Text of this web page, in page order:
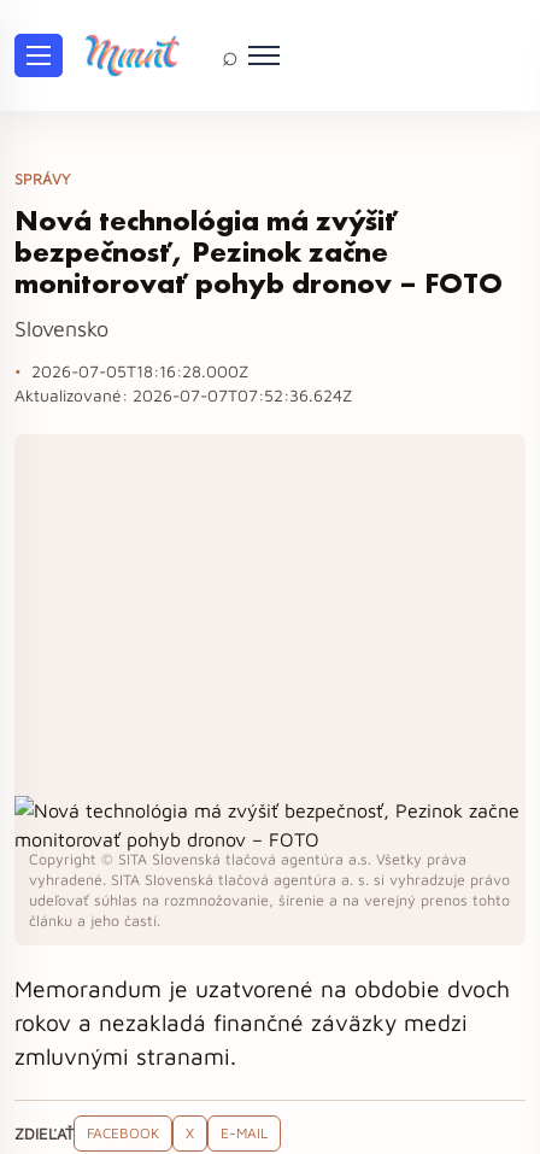
⌕
SPRÁVY
Nová technológia má zvýšiť
bezpečnosť, Pezinok začne
monitorovať pohyb dronov – FOTO
Slovensko
2026-07-05T18:16:28.000Z
Aktualizované: 2026-07-07T07:52:36.624Z
Copyright © SITA Slovenská tlačová agentúra a.s. Všetky práva
vyhradené. SITA Slovenská tlačová agentúra a. s. si vyhradzuje právo
udeľovať súhlas na rozmnožovanie, šírenie a na verejný prenos tohto
článku a jeho častí.
Memorandum je uzatvorené na obdobie dvoch
rokov a nezakladá finančné záväzky medzi
zmluvnými stranami.
ZDIEĽAŤ FACEBOOK X E-MAIL